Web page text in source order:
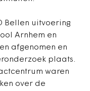
Bellen uitvoering
Arnhem en
afgenomen en
plaats.
waren
over de